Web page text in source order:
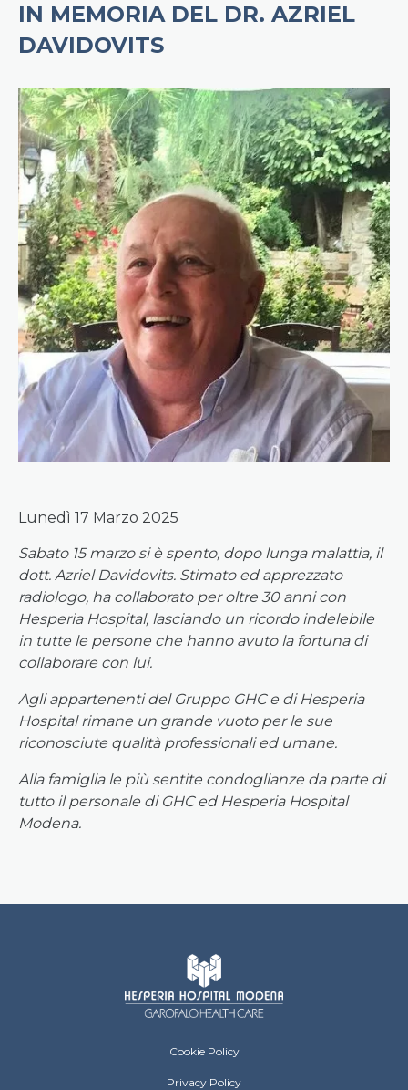
IN MEMORIA DEL DR. AZRIEL
DAVIDOVITS
Lunedì 17 Marzo 2025
Sabato 15 marzo si è spento, dopo lunga malattia, il
dott. Azriel Davidovits. Stimato ed apprezzato
radiologo, ha collaborato per oltre 30 anni con
Hesperia Hospital, lasciando un ricordo indelebile
in tutte le persone che hanno avuto la fortuna di
collaborare con lui.
Agli appartenenti del Gruppo GHC e di Hesperia
Hospital rimane un grande vuoto per le sue
riconosciute qualità professionali ed umane.
Alla famiglia le più sentite condoglianze da parte di
tutto il personale di GHC ed Hesperia Hospital
Modena.
Hesperia Hospital Footer menu
Cookie Policy
Privacy Policy